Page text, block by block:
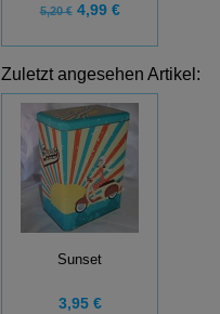
5,20 €4,99 €
Zuletzt angesehen Artikel:
Sunset
3,95 €